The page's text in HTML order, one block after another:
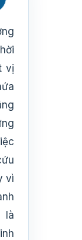
vị
vì
là